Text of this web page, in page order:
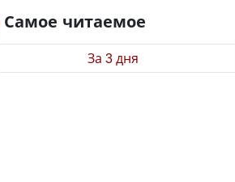
Самое читаемое
За 3 дня